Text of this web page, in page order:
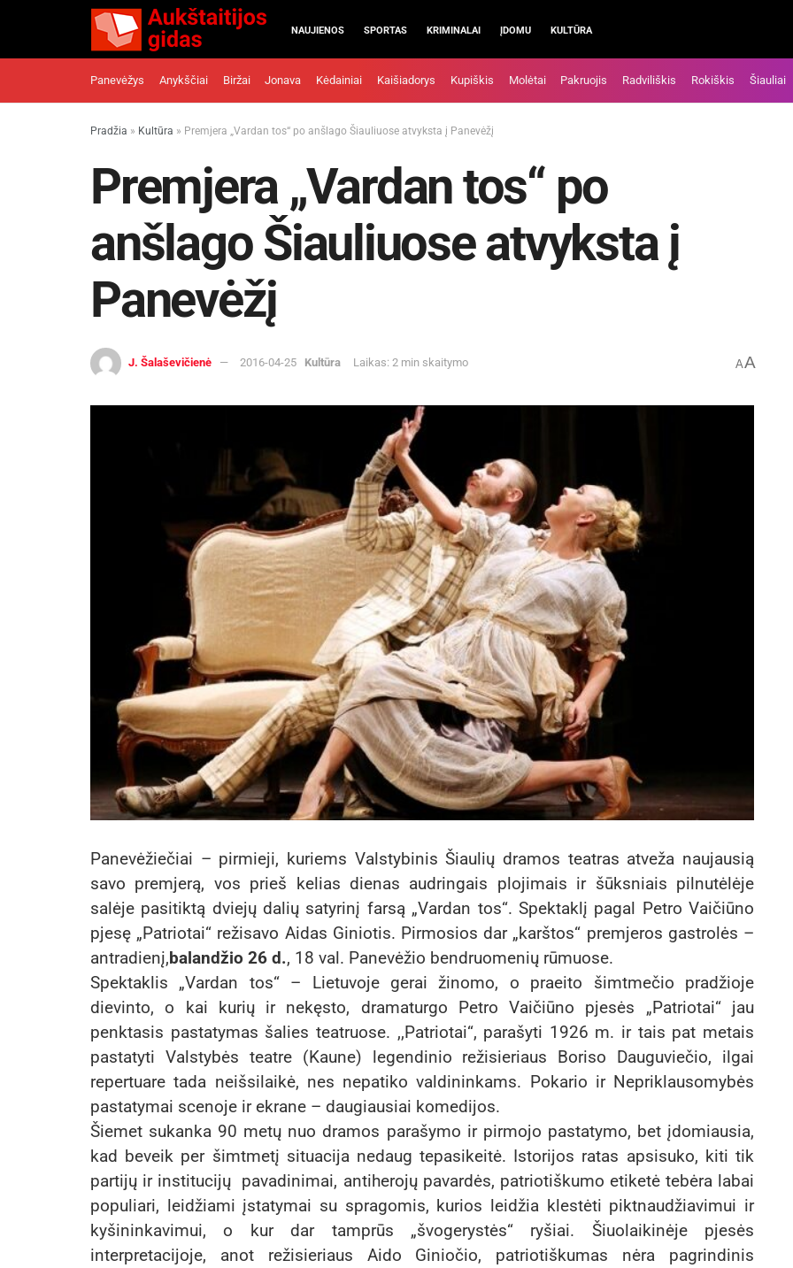
NAUJIENOS SPORTAS KRIMINALAI ĮDOMU KULTŪRA
Panevėžys Anykščiai Biržai Jonava Kėdainiai Kaišiadorys Kupiškis Molėtai Pakruojis Radviliškis Rokiškis Šiauliai
Pradžia » Kultūra » Premjera „Vardan tos“ po anšlago Šiauliuose atvyksta į Panevėžį
Premjera „Vardan tos“ po
anšlago Šiauliuose atvyksta į
Panevėžį
J. Šalaševičienė 2016-04-25 Kultūra Laikas: 2 min skaitymo AA
Panevėžiečiai – pirmieji, kuriems Valstybinis Šiaulių dramos teatras atveža naujausią
savo premjerą, vos prieš kelias dienas audringais plojimais ir šūksniais pilnutėlėje
salėje pasitiktą dviejų dalių satyrinį farsą „Vardan tos“. Spektaklį pagal Petro Vaičiūno
pjesę „Patriotai“ režisavo Aidas Giniotis. Pirmosios dar „karštos“ premjeros gastrolės –
antradienį,balandžio 26 d., 18 val. Panevėžio bendruomenių rūmuose.
Spektaklis „Vardan tos“ – Lietuvoje gerai žinomo, o praeito šimtmečio pradžioje
dievinto, o kai kurių ir nekęsto, dramaturgo Petro Vaičiūno pjesės „Patriotai“ jau
penktasis pastatymas šalies teatruose. ,,Patriotai“, parašyti 1926 m. ir tais pat metais
pastatyti Valstybės teatre (Kaune) legendinio režisieriaus Boriso Dauguviečio, ilgai
repertuare tada neišsilaikė, nes nepatiko valdininkams. Pokario ir Nepriklausomybės
pastatymai scenoje ir ekrane – daugiausiai komedijos.
Šiemet sukanka 90 metų nuo dramos parašymo ir pirmojo pastatymo, bet įdomiausia,
kad beveik per šimtmetį situacija nedaug tepasikeitė. Istorijos ratas apsisuko, kiti tik
partijų ir institucijų pavadinimai, antiherojų pavardės, patriotiškumo etiketė tebėra labai
populiari, leidžiami įstatymai su spragomis, kurios leidžia klestėti piktnaudžiavimui ir
kyšininkavimui, o kur dar tamprūs „švogerystės“ ryšiai. Šiuolaikinėje pjesės
interpretacijoje, anot režisieriaus Aido Giniočio, patriotiškumas nėra pagrindinis